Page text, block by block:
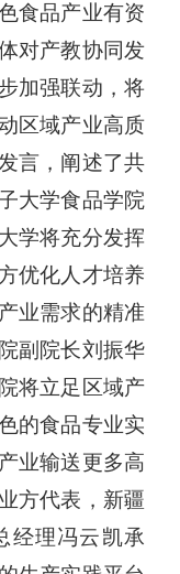
食品产业有资
对产教协同发
加强联动 ，将
区域产业高质
言，阐述了共
大学食品学院
学将充分发挥
优化人才培养
业需求的精准
副院长刘振华
将立足区域产
的食品专业实
业输送更多高
方代表，新疆
经理冯云凯承